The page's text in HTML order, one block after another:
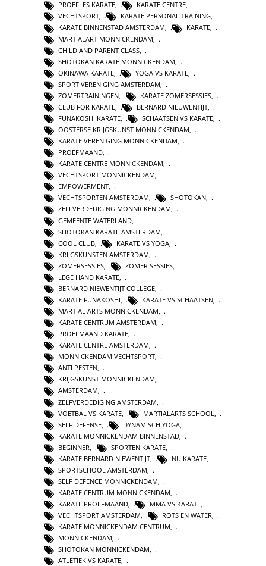
PROEFLES KARATE, KARATE CENTRE,
VECHTSPORT, KARATE PERSONAL TRAINING,
KARATE BINNENSTAD AMSTERDAM, KARATE,
MARTIALART MONNICKENDAM
CHILD AND PARENT CLASS
SHOTOKAN KARATE MONNICKENDAM
OKINAWA KARATE
YOGA VS KARATE
SPORT VERENIGING AMSTERDAM
ZOMERTRAININGEN
KARATE ZOMERSESSIES
CLUB FOR KARATE
BERNARD NIEUWENTIJT
FUNAKOSHI KARATE
SCHAATSEN VS KARATE
OOSTERSE KRIJGSKUNST MONNICKENDAM,
KARATE VERENIGING MONNICKENDAM,
PROEFMAAND,
KARATE CENTRE MONNICKENDAM,
VECHTSPORT MONNICKENDAM,
EMPOWERMENT,
VECHTSPORTEN AMSTERDAM, SHOTOKAN,
ZELFVERDEDIGING MONNICKENDAM,
GEMEENTE WATERLAND
SHOTOKAN KARATE AMSTERDAM
COOL CLUB
KARATE VS YOGA
KRIJGSKUNSTEN AMSTERDAM
ZOMERSESSIES
ZOMER SESSIES
LEGE HAND KARATE
BERNARD NIEWENTIJT COLLEGE
KARATE FUNAKOSHI
KARATE VS SCHAATSEN
MARTIAL ARTS MONNICKENDAM,
KARATE CENTRUM AMSTERDAM,
PROEFMAAND KARATE,
KARATE CENTRE AMSTERDAM,
MONNICKENDAM VECHTSPORT,
ANTI PESTEN,
KRIJGSKUNST MONNICKENDAM,
AMSTERDAM,
ZELFVERDEDIGING AMSTERDAM
VOETBAL VS KARATE
MARTIALARTS SCHOOL
SELF DEFENSE
DYNAMISCH YOGA
KARATE MONNICKENDAM BINNENSTAD
BEGINNER
SPORTEN KARATE
KARATE BERNARD NIEWENTIJT
NU KARATE
SPORTSCHOOL AMSTERDAM
SELF DEFENCE MONNICKENDAM
KARATE CENTRUM MONNICKENDAM,
KARATE PROEFMAAND, MMA VS KARATE,
VECHTSPORT AMSTERDAM, ROTS EN WATER,
KARATE MONNICKENDAM CENTRUM,
MONNICKENDAM,
SHOTOKAN MONNICKENDAM,
ATLETIEK VS KARATE,